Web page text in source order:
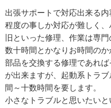
出張サポートで対応出来る
程度の事しか対応が難しく
旧といった修理、作業は専
数十時間とかなりお時間のか
部品を交換する修理であれ
が出来ますが、起動系トラ
間～十数時間を要します。
小さなトラブルと思いたい